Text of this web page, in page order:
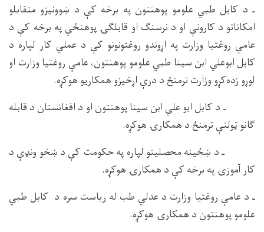
ـ د کابل طبي علومو پوهنتون په برخه کې د ښوونیزو متقابلو
امکاناتو د کارونې او د نرسنګ او قابلګۍ پوهنځي په برخه کې د
عامې روغتیا وزارت په اړوندو روغتونونو کې د عملي کار لپاره د
کابل ابوعلي ابن سینا طبي علومو پوهنتون، عامې روغتیا وزارت او
لوړو زده‌کړو وزارت ترمنځ د درې اړخیزو همکاریو هوکړه.
ـ د کابل ابو علي ابن سینا پوهنتون او د افغانستان د قابله
ګانو ټولنې ترمنځ د همکارۍ هوکړه.
ـ د ښځینه محصلینو لپاره په حکومت کې د ښخو ونډې د
کار آموزۍ په برخه کې د همکارۍ هوکړه.
ـ د عامې روغتیا وزارت د عدلي طب له ریاست سره د کابل طبي
علومو پوهنتون د همکارۍ هوکړه.